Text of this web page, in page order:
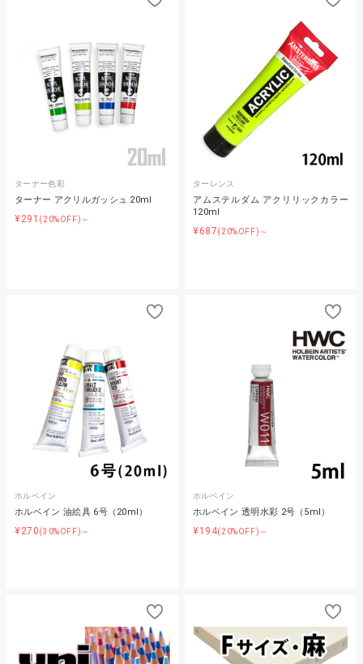
ターナー色彩
ターナー アクリルガッシュ 20ml
¥291 (20%OFF)～
ターレンス
アムステルダム アクリリックカラー
120ml
¥687(20%OFF)～
ホルベイン
ホルベイン 油絵具 6号（20ml）
¥270(30%OFF)～
ホルベイン
ホルベイン 透明水彩 2号（5ml）
¥194(20%OFF)～